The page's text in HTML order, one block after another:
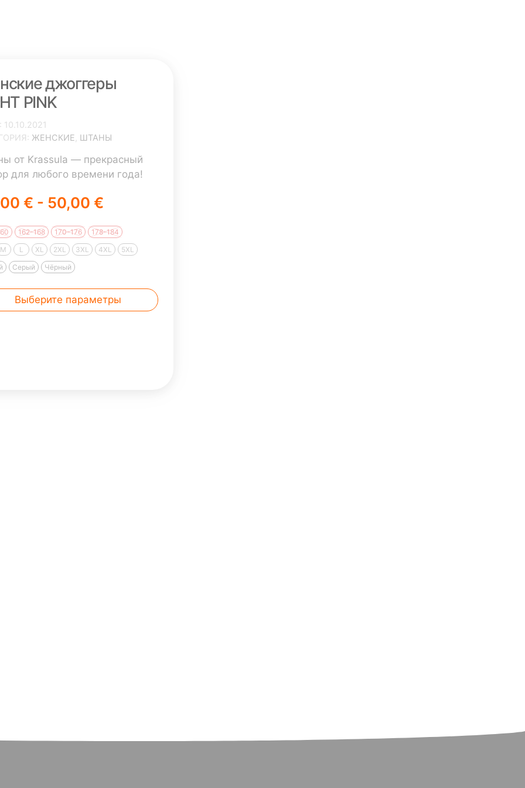
джоггеры
PINK
10.10.2021
ЖЕНСКИЕ ШТАНЫ
от Krassula — прекрасный
для любого времени года!
наших изделий.
выбор цветов не оставит
Наша самое
отличие от остальных
это не только
размерный ряд от 38
размера, но и 4 ростовые
€ - 50,00 €
162-168 170-176
178-184
M L XL 2XL 3XL 4XL
5XL
Серый Чёрный
Выберите параметры